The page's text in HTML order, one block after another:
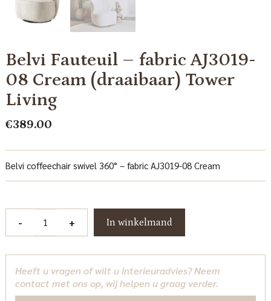
Belvi Fauteuil – fabric AJ3019-
08 Cream (draaibaar) Tower
Living
€389.00
Belvi coffeechair swivel 360° – fabric AJ3019-08 Cream
-
fabric
AJ3019-
+ In winkelmand
Heeft u vragen of wilt u interieuradvies? Neem
contact met ons op, wij helpen u graag verder.